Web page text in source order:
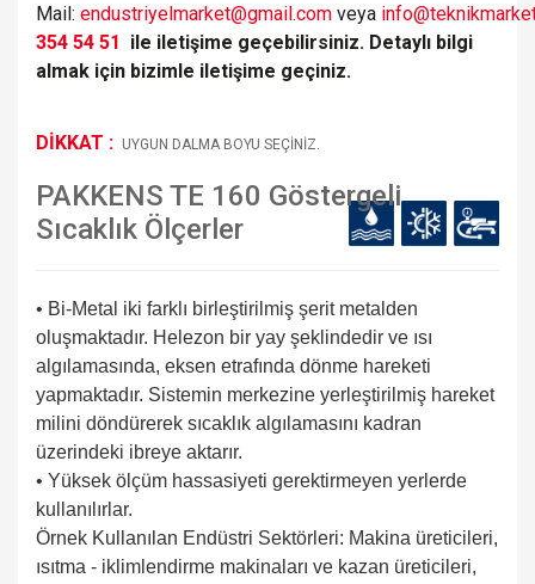
Mail: endustriyelmarket@gmail.com veya
354 54 51 ile iletişime geçebilirsiniz. Detaylı bilgi
almak için bizimle iletişime geçiniz.
DİKKAT : UYGUN DALMA BOYU SEÇİNİZ.
PAKKENS TE 160 Göstergeli
Sıcaklık Ölçerler
• Bi-Metal iki farklı birleştirilmiş şerit metalden
oluşmaktadır. Helezon bir yay şeklindedir ve ısı
algılamasında, eksen etrafında dönme hareketi
yapmaktadır. Sistemin merkezine yerleştirilmiş hareket
milini döndürerek sıcaklık algılamasını kadran
üzerindeki ibreye aktarır.
• Yüksek ölçüm hassasiyeti gerektirmeyen yerlerde
kullanılırlar.
Örnek Kullanılan Endüstri Sektörleri: Makina üreticileri,
ısıtma - iklimlendirme makinaları ve kazan üreticileri,